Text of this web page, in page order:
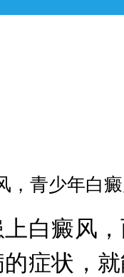
，青少年白
白癜风，
症状，